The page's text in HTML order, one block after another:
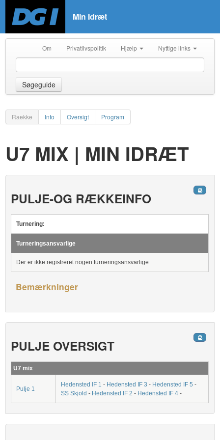
Min Idræt
Om Privatlivspolitik Hjælp Nyttige links
Søgeguide
Raekke Info Oversigt Program
U7 MIX | MIN IDRÆT
PULJE-OG RÆKKEINFO
Turnering:
Turneringsansvarlige
Der er ikke registreret nogen turneringsansvarlige
Bemærkninger
PULJE OVERSIGT
U7 mix
Pulje 1
Hedensted IF 1 - Hedensted IF 3 - Hedensted IF 5 -
SS Skjold - Hedensted IF 2 - Hedensted IF 4 -